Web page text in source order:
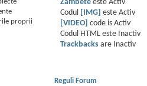
proprii
Zâmbeteeste Activ
Codul
[IMG] este Activ
[VIDEO]
code is Activ
Codul HTML este
Inactiv
Trackbacksare
Inactiv
Reguli Forum